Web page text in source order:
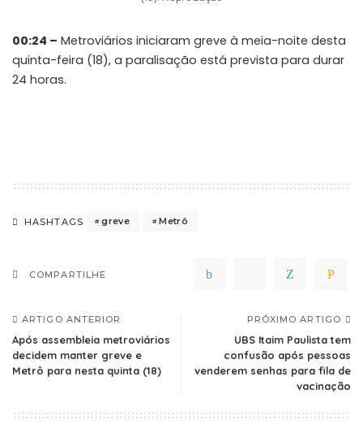
00:24 – Metroviários iniciaram greve à meia-noite desta
quinta-feira (18), a paralisação está prevista para durar
24 horas.
HASHTAGS greve Metrô
COMPARTILHE
ARTIGO ANTERIOR
Após assembleia metroviários
decidem manter greve e
Metrô para nesta quinta (18)
PRÓXIMO ARTIGO
UBS Itaim Paulista tem
confusão após pessoas
venderem senhas para fila de
vacinação